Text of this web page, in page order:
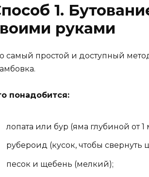
1.
руками
самый простой и доступный
понадобится:
лопата или бур (яма глубиной от 1
рубероид (кусок, чтобы свернуть
песок и щебень (мелкий);